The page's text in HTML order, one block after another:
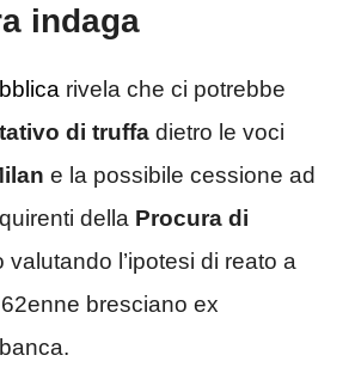
indaga
rivela che ci potrebbe
di truffa dietro le voci
e la possibile cessione ad
della Procura di
valutando l’ipotesi di reato a
bresciano ex